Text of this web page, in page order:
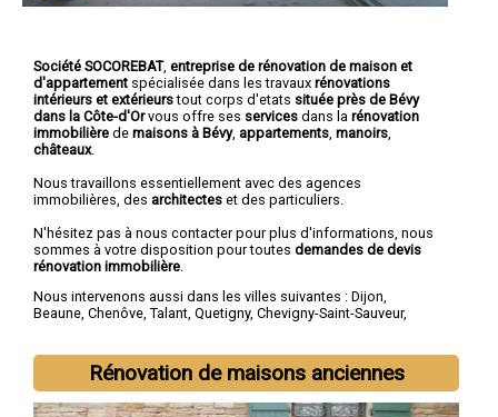
Société SOCOREBAT, entreprise de rénovation de maison et
d'appartement spécialisée dans les travaux rénovations
intérieurs et extérieurstout corps d'etats située près de Bévy
dans la Côte-d'Orvous offre ses services dans la rénovation
immobilière de maisons à Bévy, appartements manoirs
châteaux.
Nous travaillons essentiellement avec des agences
immobilières, des architectes et des particuliers.
N'hésitez pas à nous contacter pour plus d'informations, nous
sommes à votre disposition pour toutes demandes de devis
rénovation immobilière
Nous intervenons aussi dans les villes suivantes : Dijon,
Beaune, Chenôve, Talant, Quetigny, Chevigny-Saint-Sauveur,
Rénovation de maisons anciennes